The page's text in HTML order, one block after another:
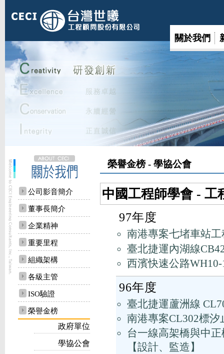
關於我們
榮譽金榜 - 學協公會
公司影音簡介
董事長簡介
企業精神
重要里程
組織架構
各級主管
ISO驗證
榮譽金榜
政府單位
學協公會
中國工程師學會 - 工
97年度
南港專案七堵車站
臺北捷運內湖線
西濱快速公路
96年度
臺北捷運蘆洲線
南港專案CL302標
台一線高架橋與中
【設計、監造】